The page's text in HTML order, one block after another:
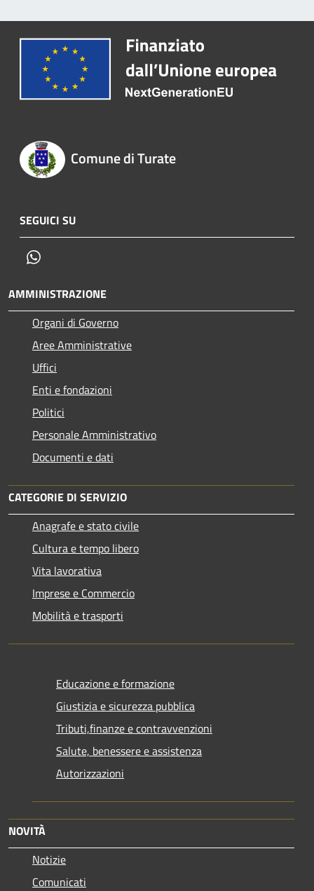
Comune di Turate
SEGUICI SU
AMMINISTRAZIONE
Organi di Governo
Aree Amministrative
Uffici
Enti e fondazioni
Politici
Personale Amministrativo
Documenti e dati
CATEGORIE DI SERVIZIO
Anagrafe e stato civile
Cultura e tempo libero
Vita lavorativa
Imprese e Commercio
Mobilità e trasporti
Educazione e formazione
Giustizia e sicurezza pubblica
Tributi,finanze e contravvenzioni
Salute, benessere e assistenza
Autorizzazioni
NOVITÀ
Notizie
Comunicati